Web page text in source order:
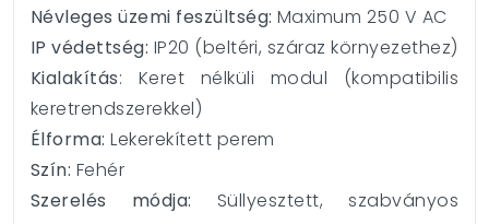
Névleges üzemi feszültség: Maximum 250 V AC
IP védettség: IP20 (beltéri, száraz környezethez)
Kialakítás: Keret nélküli modul (kompatibilis
keretrendszerekkel)
Élforma: Lekerekített perem
Szín: Fehér
Szerelés módja: Süllyesztett, szabványos